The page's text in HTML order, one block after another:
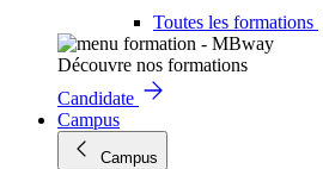
Toutes les formations
Découvre nos formations
Candidate
Campus
Campus